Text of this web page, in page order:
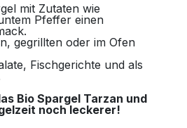
mit Zutaten wie
Pfeffer einen
gegrillten oder im Ofen
Fischgerichte und als
Bio Spargel Tarzan und
noch leckerer!